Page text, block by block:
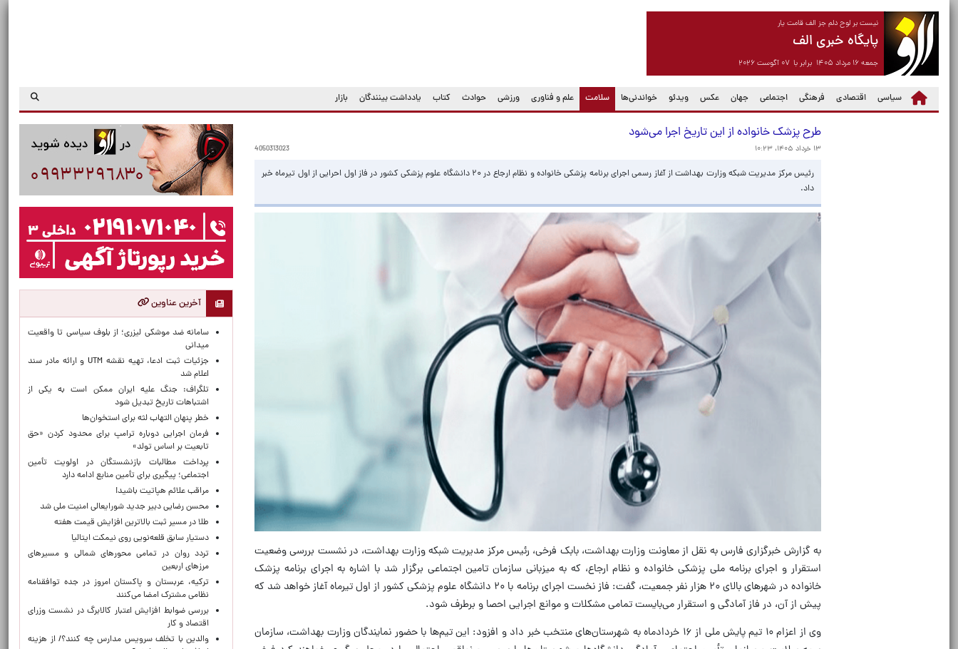
نیست بر لوح دلم جز الف قامت یار
پایگاه خبری الف
جمعه ۱۶ مرداد ۱۴۰۵ برابر با ۰۷ آگوست ۲۰۲۶
سیاسی اقتصادی فرهنگی اجتماعی جهان عکس ویدئو خواندنی‌ها سلامت
(current) علم و فناوری ورزشی حوادث کتاب یادداشت بینندگان بازار
طرح پزشک خانواده از این تاریخ اجرا می‌شود
۱۳ خرداد ۱۴۰۵، ۱۰:۲۳ 4050313023
رئیس مرکز مدیریت شبکه وزارت بهداشت از آغاز رسمی اجرای برنامه پزشکی خانواده و نظام ارجاع در ۲۰ دانشگاه علوم پزشکی کشور در فاز اول احرایی از اول تیرماه خبر
داد.
به گزارش خبرگزاری فارس به نقل از معاونت وزارت بهداشت، بابک فرخی، رئیس مرکز مدیریت شبکه وزارت بهداشت، در نشست بررسی وضعیت
استقرار و اجرای برنامه ملی پزشکی خانواده و نظام ارجاع، که به میزبانی سازمان تامین اجتماعی برگزار شد با اشاره به اجرای برنامه پزشک
خانواده در شهرهای بالای ۲۰ هزار نفر جمعیت، گفت: فاز نخست اجرای برنامه با ۲۰ دانشگاه علوم پزشکی کشور از اول تیرماه آغاز خواهد شد که
پیش از آن، در فاز آمادگی و استقرار می‌بایست تمامی مشکلات و موانع اجرایی احصا و برطرف شود.
وی از اعزام ۱۰ تیم پایش ملی از ۱۶ خردادماه به شهرستان‌های منتخب خبر داد و افزود: این تیم‌ها با حضور نمایندگان وزارت بهداشت، سازمان
آخرین عناوین
سامانه ضد موشکی لیزری؛ از بلوف سیاسی تا واقعیت
میدانی
جزئیات ثبت ادعا، تهیه نقشه UTM و ارائه مادر سند
اعلام شد
تلگراف: جنگ علیه ایران ممکن است به یکی از
اشتباهات تاریخ تبدیل شود
خطر پنهان التهاب لثه برای استخوان‌ها
فرمان اجرایی دوباره ترامپ برای محدود کردن «حق
تابعیت بر اساس تولد»
پرداخت مطالبات بازنشستگان در اولویت تأمین
اجتماعی؛ پیگیری برای تأمین منابع ادامه دارد
مراقب علائم هپاتیت باشید!
محسن رضایی دبیر جدید شورایعالی امنیت ملی شد
طلا در مسیر ثبت بالاترین افزایش قیمت هفته
دستیار سابق قلعه‌نویی روی نیمکت ایتالیا
تردد روان در تمامی محورهای شمالی و مسیرهای
مرزهای اربعین
ترکیه، عربستان و پاکستان امروز در جده توافقنامه
نظامی مشترک امضا می‌کنند
بررسی ضوابط افزایش اعتبار کالابرگ در نشست وزرای
اقتصاد و کار
والدین با تخلف سرویس مدارس چه کنند؟/ از هزینه